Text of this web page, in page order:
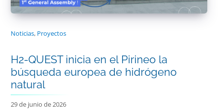
Noticias, Proyectos
H2-QUEST inicia en el Pirineo la
búsqueda europea de hidrógeno
natural
29 de junio de 2026